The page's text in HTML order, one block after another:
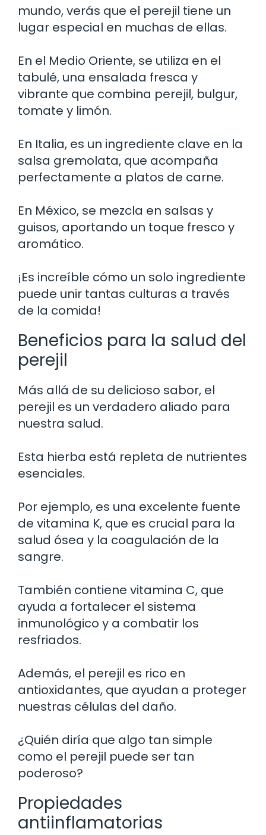
mundo, verás que el perejil tiene un
lugar especial en muchas de ellas.
En el Medio Oriente, se utiliza en el
tabulé, una ensalada fresca y
vibrante que combina perejil, bulgur,
tomate y limón.
En Italia, es un ingrediente clave en la
salsa gremolata, que acompaña
perfectamente a platos de carne.
En México, se mezcla en salsas y
guisos, aportando un toque fresco y
aromático.
¡Es increíble cómo un solo ingrediente
puede unir tantas culturas a través
de la comida!
Beneficios para la salud del
perejil
Más allá de su delicioso sabor, el
perejil es un verdadero aliado para
nuestra salud.
Esta hierba está repleta de nutrientes
esenciales.
Por ejemplo, es una excelente fuente
de vitamina K, que es crucial para la
salud ósea y la coagulación de la
sangre.
También contiene vitamina C, que
ayuda a fortalecer el sistema
inmunológico y a combatir los
resfriados.
Además, el perejil es rico en
antioxidantes, que ayudan a proteger
nuestras células del daño.
¿Quién diría que algo tan simple
como el perejil puede ser tan
poderoso?
Propiedades
antiinflamatorias